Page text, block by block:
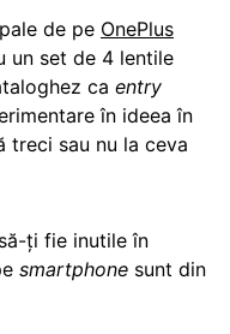
de pe OnePlus
un set de 4 lentile
ca entry
în ideea în
treci sau nu la ceva
ți fie inutile în
smartphone sunt din